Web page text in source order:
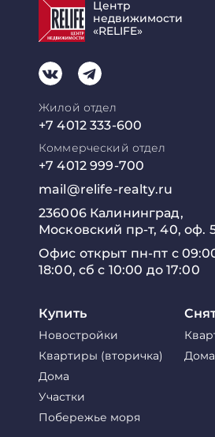
Центр
недвижимости
«RELIFE»
Жилой отдел
+7 4012 333-600
Коммерческий отдел
+7 4012 999-700
mail@relife-realty.ru
236006 Калининград,
Московский пр-т, 40, оф.
Офис открыт пн-пт с
18:00, сб с 10:00 до 17:00
Купить
Новостройки
Квартиры (вторичка)
Дома
Участки
Побережье моря
Дома